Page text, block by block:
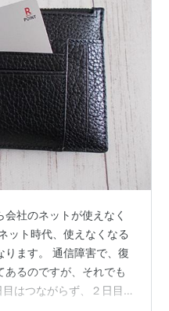
社のネットが使えなく
ット時代、使えなくなる
ります。 通信障害で、復
あるのですが、それでも
はつながらず、２日目に